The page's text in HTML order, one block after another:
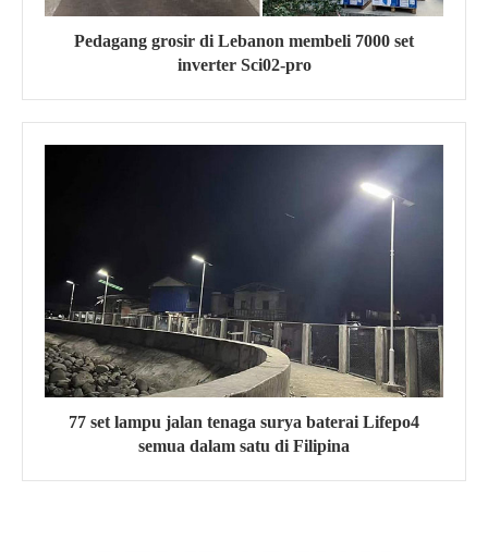
Pedagang grosir di Lebanon membeli 7000 set
inverter Sci02-pro
77 set lampu jalan tenaga surya baterai Lifepo4
semua dalam satu di Filipina